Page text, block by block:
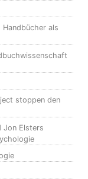
als
stoppen den
Jon Elsters